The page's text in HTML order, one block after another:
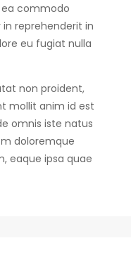
ea commodo
reprehenderit in
eu fugiat nulla
non proident,
mollit anim id est
omnis iste natus
doloremque
eaque ipsa quae